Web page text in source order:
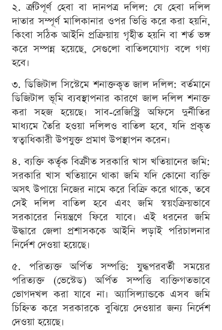
২. ত্রুটিপূর্ণ হেবা বা দানপত্র দলিল: যে হেবা দলিল
দাতার সম্পূর্ণ মালিকানার ওপর ভিত্তি করে করা হয়নি,
কিংবা সঠিক আইনি প্রক্রিয়ায় গৃহীত হয়নি বা শর্ত ভঙ্গ
করে সম্পন্ন হয়েছে, সেগুলো বাতিলযোগ্য বলে গণ্য
হবে।
৩. ডিজিটাল সিস্টেমে শনাক্তকৃত জাল দলিল: বর্তমানে
ডিজিটাল ভূমি ব্যবস্থাপনার কারণে জাল দলিল শনাক্ত
করা সহজ হয়েছে। সাব-রেজিস্ট্রি অফিসে দুর্নীতির
মাধ্যমে তৈরি হওয়া দলিলও বাতিল হবে, যদি প্রকৃত
স্বত্বাধিকারী উপযুক্ত প্রমাণ উপস্থাপন করেন।
৪. ব্যক্তি কর্তৃক বিক্রীত সরকারি খাস খতিয়ানের জমি:
সরকারি খাস খতিয়ানে থাকা জমি যদি কোনো ব্যক্তি
অসৎ উপায়ে নিজের নামে করে বিক্রি করে থাকে, তবে
সেই দলিল বাতিল হবে এবং জমি স্বয়ংক্রিয়ভাবে
সরকারের নিয়ন্ত্রণে ফিরে যাবে। এই ধরনের জমি
উদ্ধারে জেলা প্রশাসককে আইনি লড়াই পরিচালনার
নির্দেশ দেওয়া হয়েছে।
৫. পরিত্যক্ত অর্পিত সম্পত্তি: যুদ্ধপরবর্তী সময়ের
পরিত্যক্ত (ভেস্টেড) অর্পিত সম্পত্তি ব্যক্তিগতভাবে
ভোগদখল করা যাবে না। অ্যাসিল্যান্ডকে এসব জমি
চিহ্নিত করে সরকারকে বুঝিয়ে দেওয়ার জন্য নির্দেশ
দেওয়া হয়েছে।